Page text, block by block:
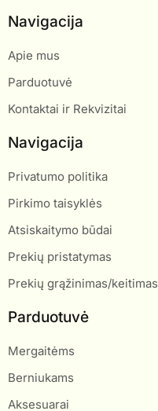
Navigacija
Apie mus
Parduotuvė
Kontaktai ir Rekvizitai
Navigacija
Privatumo politika
Pirkimo taisyklės
Atsiskaitymo būdai
Prekių pristatymas
Prekių grąžinimas/keitimas
Parduotuvė
Mergaitėms
Berniukams
Aksesuarai